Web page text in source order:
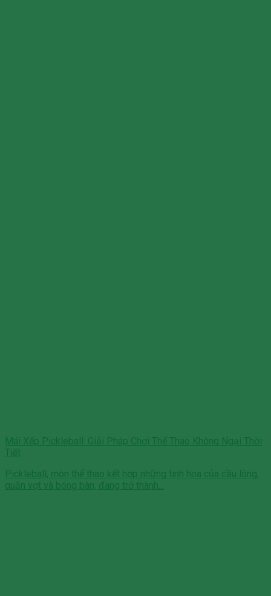
Mái Xếp Pickleball: Giải Pháp Chơi Thể Thao Không Ngại Thời
Tiết
Pickleball, môn thể thao kết hợp những tinh hoa của cầu lông,
quần vợt và bóng bàn, đang trở thành...